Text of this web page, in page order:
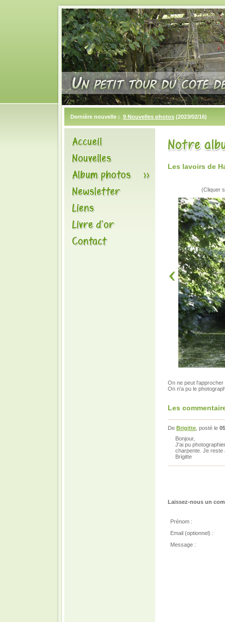
Dernière nouvelle : 9 Nouvelles photos (2023/02/16)
Les lavoirs de
(Cliquer
On ne peut
On n'a pu le
Les
De Brigitte , posté le
Bonjour,
J'ai pu
charpente. Je reste
Brigitte
Laissez-nous un
Prénom :
Email (optionnel) :
Message :